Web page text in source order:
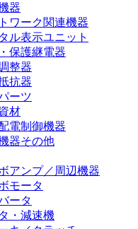
器
ワーク関連機器
ル表示ユニット
保護継電器
整器
抗器
ーツ
材
電制御機器
器その他
アンプ／周辺機器
モータ
ータ
・減速機